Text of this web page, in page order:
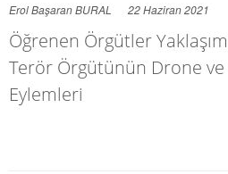
Erol Başaran BURAL 22 Haziran 2021
Öğrenen Örgütler
Terör Örgütünün Drone
Eylemleri